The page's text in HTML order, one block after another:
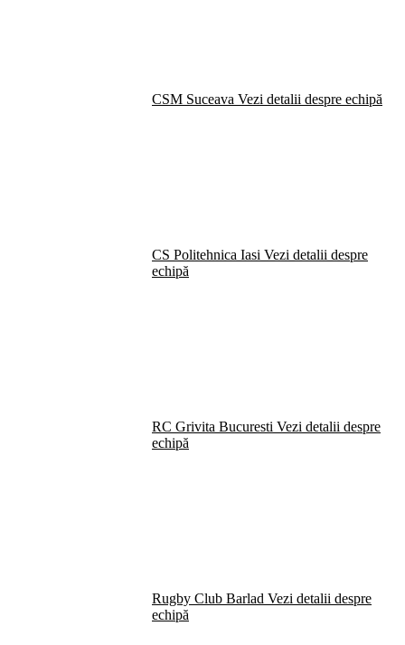
CSM Suceava Vezi detalii despre echipă
CS Politehnica Iasi Vezi detalii despre
echipă
RC Grivita Bucuresti Vezi detalii despre
echipă
Rugby Club Barlad Vezi detalii despre
echipă